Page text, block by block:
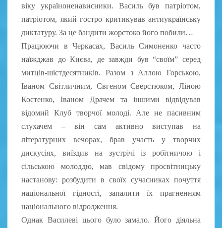
віку україноненависники. Василь був патріотом,
патріотом, який гостро критикував антиукраїнську
диктатуру. За це бандити жорстоко його побили…
Працюючи в Черкасах, Василь Симоненко часто
наїжджав до Києва, де завжди був “своїм” серед
митців-шістдесятників. Разом з Аллою Горською,
Іваном Світличним, Євгеном Сверстюком, Ліною
Костенко, Іваном Драчем та іншими відвідував
відомий Клуб творчої молоді. Але не пасивним
слухачем – він сам активно виступав на
літературних вечорах, брав участь у творчих
дискусіях, виїздив на зустрічі із робітничою і
сільською молоддю, мав свідому просвітницьку
настанову: розбудити в своїх сучасниках почуття
національної гідності, запалити їх прагненням
національного відродження.
Однак Василеві цього було замало. Його діяльна